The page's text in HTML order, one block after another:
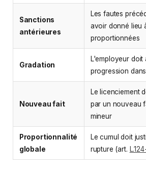
Sanctions
antérieures
Les fautes
avoir donné lieu
proportionnées
Gradation
L'employeur
progression
Nouveau fait
Le licenciement
par un nouveau
mineur
Proportionnalité
globale
Le cumul doit
rupture (art.